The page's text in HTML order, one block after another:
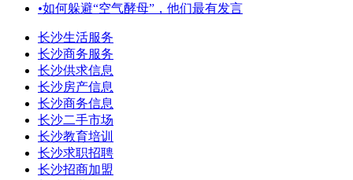
•如何躲避“空气酵母”，他们最有发言
长沙生活服务
长沙商务服务
长沙供求信息
长沙房产信息
长沙商务信息
长沙二手市场
长沙教育培训
长沙求职招聘
长沙招商加盟